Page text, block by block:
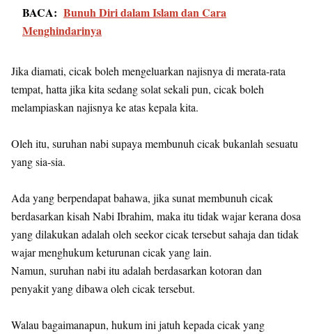
BACA: Bunuh Diri dalam Islam dan Cara
Menghindarinya
Jika diamati, cicak boleh mengeluarkan najisnya di merata-rata
tempat, hatta jika kita sedang solat sekali pun, cicak boleh
melampiaskan najisnya ke atas kepala kita.
Oleh itu, suruhan nabi supaya membunuh cicak bukanlah sesuatu
yang sia-sia.
Ada yang berpendapat bahawa, jika sunat membunuh cicak
berdasarkan kisah Nabi Ibrahim, maka itu tidak wajar kerana dosa
yang dilakukan adalah oleh seekor cicak tersebut sahaja dan tidak
wajar menghukum keturunan cicak yang lain.
Namun, suruhan nabi itu adalah berdasarkan kotoran dan
penyakit yang dibawa oleh cicak tersebut.
Walau bagaimanapun, hukum ini jatuh kepada cicak yang